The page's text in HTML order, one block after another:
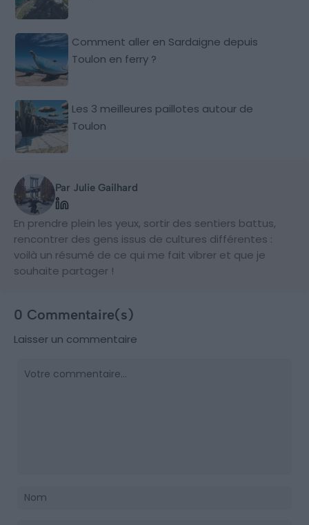
Comment aller en Sardaigne depuis
Toulon en ferry ?
Les 3 meilleures paillotes autour de
Toulon
Par Julie Gailhard
En prendre plein les yeux, sortir des sentiers battus,
rencontrer des gens issus de cultures différentes :
voilà un résumé de ce qui me fait vibrer et que je
souhaite partager !
0 Commentaire(s)
Laisser un commentaire